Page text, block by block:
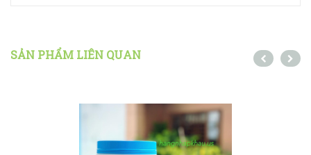
SẢN PHẨM LIÊN QUAN